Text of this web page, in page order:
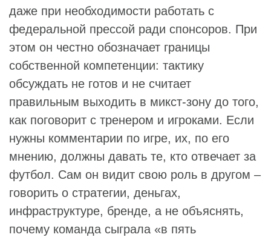
даже при необходимости работать с
федеральной прессой ради спонсоров. При
этом он честно обозначает границы
собственной компетенции: тактику
обсуждать не готов и не считает
правильным выходить в микст‑зону до того,
как поговорит с тренером и игроками. Если
нужны комментарии по игре, их, по его
мнению, должны давать те, кто отвечает за
футбол. Сам он видит свою роль в другом –
говорить о стратегии, деньгах,
инфраструктуре, бренде, а не объяснять,
почему команда сыграла «в пять